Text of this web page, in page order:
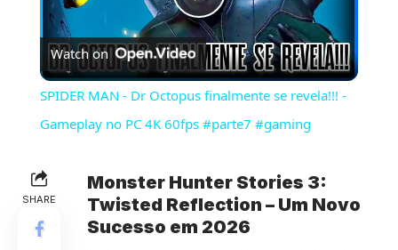
Play
Video
Watch on
SPIDER MAN - Dr Octopus finalmente se revela!!! -
Gameplay no PC 4K 60fps #parte7 #gaming
SHARE
Monster Hunter Stories 3:
Twisted Reflection – Um Novo
Sucesso em 2026